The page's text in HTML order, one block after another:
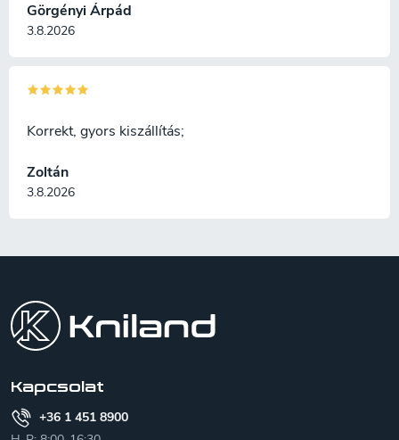
Görgényi Árpád
3.8.2026
Zoltán
3.8.2026
Korrekt, gyors kiszállítás;
Kapcsolat
+36 1 451 8900